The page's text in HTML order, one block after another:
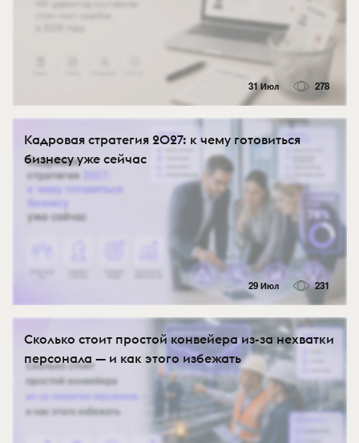
31 Июл 278
Кадровая стратегия 2027: к чему готовиться
бизнесу уже сейчас
29 Июл 231
Сколько стоит простой конвейера из-за нехватки
персонала — и как этого избежать